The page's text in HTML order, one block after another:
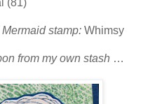
(81)
Mermaid stamp:Whimsy
from my own stash …